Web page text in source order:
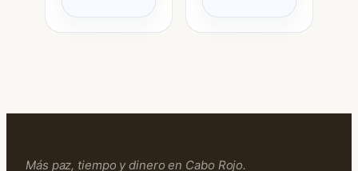
Más paz, tiempo y dinero en Cabo Rojo.